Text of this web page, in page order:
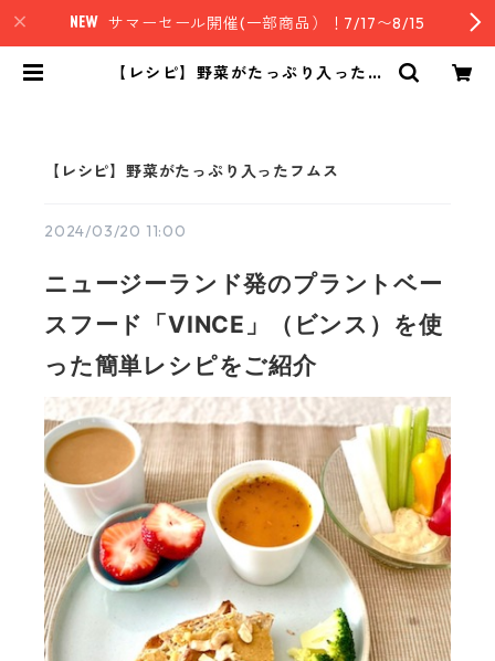
サマーセール開催(一部商品）！7/17〜8/15
【レシピ】野菜がたっぷり入ったフ
【レシピ】野菜がたっぷり入ったフムス
2024/03/20 11:00
ニュージーランド発のプラントベー
スフード「VINCE」（ビンス）を使
った簡単レシピをご紹介